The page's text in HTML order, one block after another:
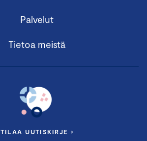
Palvelut
Tietoa meistä
TILAA UUTISKIRJE ›